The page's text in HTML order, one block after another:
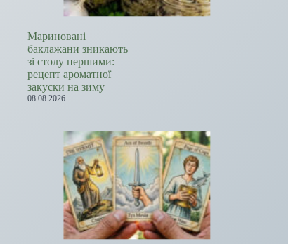
Мариновані
баклажани зникають
зі столу першими:
рецепт ароматної
закуски на зиму
08.08.2026